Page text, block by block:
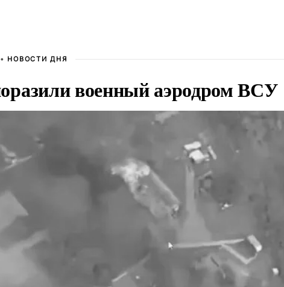
НОВОСТИ ДНЯ
военный аэродром ВСУ